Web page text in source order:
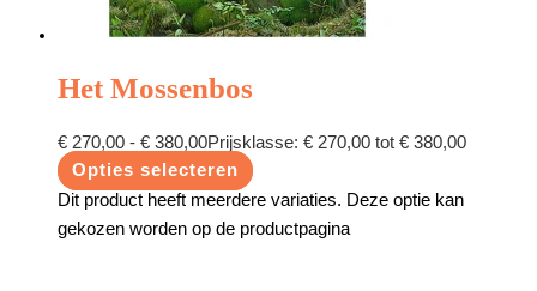
Het Mossenbos
€ 270,00 - € 380,00Prijsklasse: € 270,00 tot € 380,00
Opties selecteren
Dit product heeft meerdere variaties. Deze optie kan
gekozen worden op de productpagina